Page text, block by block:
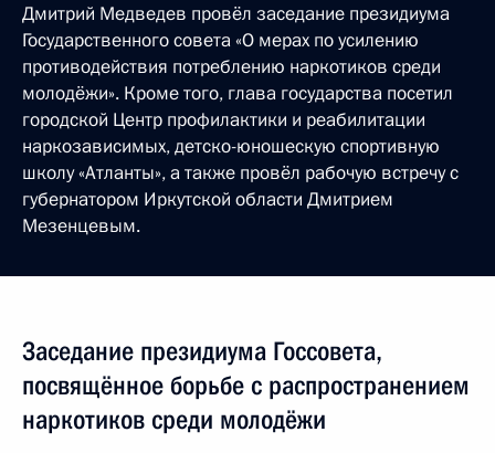
Дмитрий Медведев провёл заседание президиума
Государственного совета «О мерах по усилению
противодействия потреблению наркотиков среди
молодёжи». Кроме того, глава государства посетил
городской Центр профилактики и реабилитации
наркозависимых, детско-юношескую спортивную
школу «Атланты», а также провёл рабочую встречу с
губернатором Иркутской области Дмитрием
Мезенцевым.
Заседание президиума Госсовета,
посвящённое борьбе с распространением
наркотиков среди молодёжи